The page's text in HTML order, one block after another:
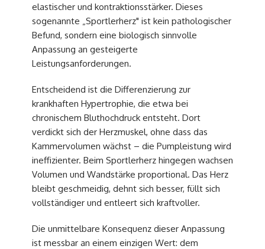
elastischer und kontraktionsstärker. Dieses
sogenannte „Sportlerherz" ist kein pathologischer
Befund, sondern eine biologisch sinnvolle
Anpassung an gesteigerte
Leistungsanforderungen.
Entscheidend ist die Differenzierung zur
krankhaften Hypertrophie, die etwa bei
chronischem Bluthochdruck entsteht. Dort
verdickt sich der Herzmuskel, ohne dass das
Kammervolumen wächst – die Pumpleistung wird
ineffizienter. Beim Sportlerherz hingegen wachsen
Volumen und Wandstärke proportional. Das Herz
bleibt geschmeidig, dehnt sich besser, füllt sich
vollständiger und entleert sich kraftvoller.
Die unmittelbare Konsequenz dieser Anpassung
ist messbar an einem einzigen Wert: dem